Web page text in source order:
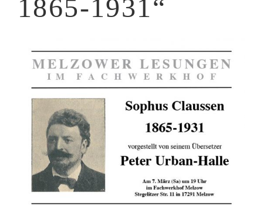
1865-1931“